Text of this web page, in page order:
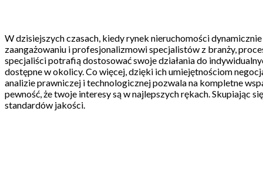
W dzisiejszych czasach, kiedy rynek nieruchomości
zaangażowaniu i profesjonalizmowi specjalistów z branży,
specjaliści potrafią dostosować swoje działania do
dostępne w okolicy. Co więcej, dzięki ich umiejętnościom
analizie prawniczej i technologicznej pozwala na kompletne
pewność, że twoje interesy są w najlepszych rękach. Skupiając
standardów jakości.